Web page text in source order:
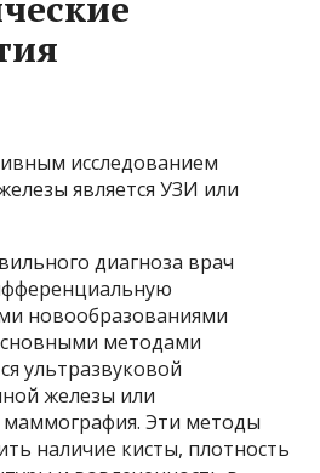
исследованием
является УЗИ или
диагноза врач
новообразованиями
методами
ультразвуковой
железы или
маммография. Эти методы
наличие кисты, плотность